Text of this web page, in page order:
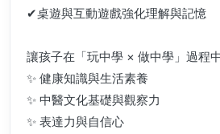
✔桌遊與互動遊戲強化理解與記憶
讓孩子在「玩中學 × 做中學」過程
✨ 健康知識與生活素養
✨ 中醫文化基礎與觀察力
✨ 表達力與自信心